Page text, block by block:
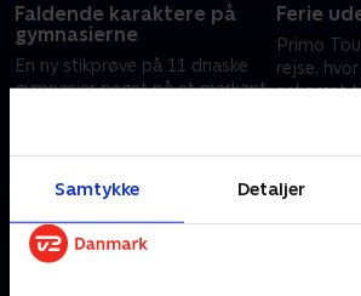
Samtykke Detaljer
Faldende karaktere på
gymnasierne
En ny stikprøve på 11 dnaske
gymnasier peget på et markant
Politiken,
Ferie
Primo
rejse,
ankomst
deres
simpel
Andre så også